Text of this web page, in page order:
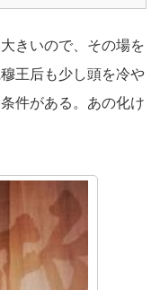
きいので、その場を
王后も少し頭を冷や
件がある。あの化け